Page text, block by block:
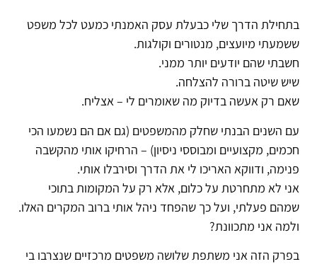
בתחילת הדרך שלי כבעלת עסק האמנתי כמעט לכל משפט
ששמעתי מיועצים, מנטורים וקולגות.
חשבתי שהם יודעים יותר ממני.
שיש שיטה ברורה להצלחה.
שאם רק אעשה בדיוק מה שאומרים לי – אצליח.
עם השנים הבנתי שחלק מהמשפטים (גם אם הם נשמעו הכי
חכמים, מקצועיים ומבוססי ניסיון) – הרחיקו אותי מהקשבה
פנימה, ודווקא האריכו לי את הדרך וסירבלו אותי.
אני לא מתחרטת על כלום, אלא רק על המקומות בתוכי
שמהם פעלתי, ועל כך שהפחד ניהל אותי ברוב המקרים האלו.
ולמה אני מתכוונת?
בפרק הזה אני משתפת שלושה משפטים מרכזיים שנצרבו בי